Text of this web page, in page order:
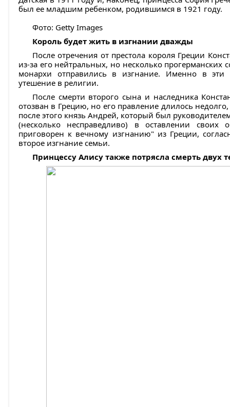
был ее младшим ребенком, родившимся в 1921 году.
Фото: Getty Images
Король будет жить в изгнании дважды
После отречения от престола короля Греции
из-за его нейтральных, но несколько
монархи отправились в изгнание. Именно в эти
утешение в религии.
После смерти второго сына и наследника
отозван в Грецию, но его правление длилось
после этого князь Андрей, который был
(несколько несправедливо) в оставлении
приговорен к вечному изгнанию" из Греции,
второе изгнание семьи.
Принцессу Алису также потрясла смерть двух